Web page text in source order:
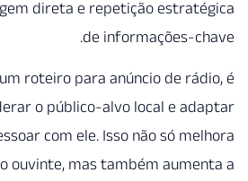
frases curtas, linguagem
Ao criar um roteiro
fundamental considerar o
a mensagem para ressoar com
a conexão com o ouvinte,